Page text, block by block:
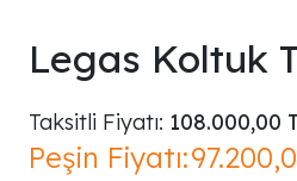
Legas Koltuk
Taksitli Fiyatı: 108.000,00
Peşin Fiyatı: